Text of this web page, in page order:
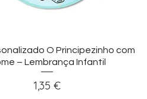
rápida
O Principezinho com
– Lembrança Infantil
Preço
1,35 €